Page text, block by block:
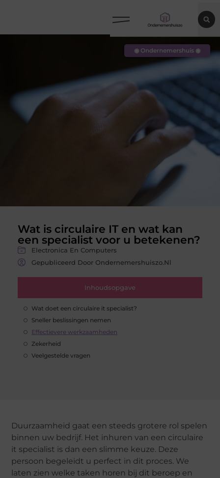
Wat is circulaire IT en wat kan
een specialist voor u betekenen?
Electronica En Computers
Gepubliceerd Door Ondernemershuiszo.nl
Inhoudsopgave
Wat doet een circulaire it specialist?
Sneller beslissingen nemen
Effectievere werkzaamheden
Zekerheid
Veelgestelde vragen
◉ Ondernemershuis ◉
Duurzaamheid gaat een steeds grotere rol spelen
binnen uw bedrijf. Het inhuren van een circulaire
it specialist is dan een slimme keuze. Deze
persoon begeleidt u perfect in dit proces. We
laten zien welke taken horen bij dit beroep en